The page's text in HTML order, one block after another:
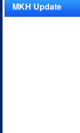
MKH Update